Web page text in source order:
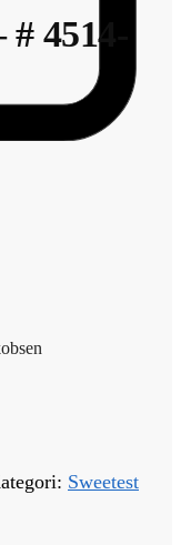
4514-
Sweetest